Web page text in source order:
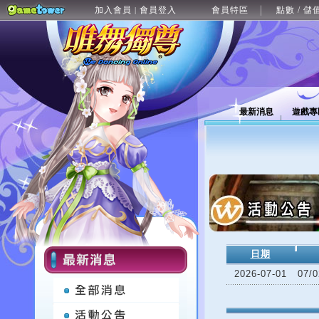
加入會員 | 會員登入 會員特區 點數 / 儲
最新消息 遊戲
日期
2026-07-01
07/